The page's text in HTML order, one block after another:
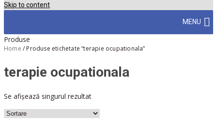
Skip to content
MENU
Produse
Home / Produse etichetate “terapie ocupationala”
terapie ocupationala
Se afișează singurul rezultat